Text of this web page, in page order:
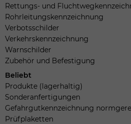
Rettungs- und
Rohrleitungskennzeichnung
Verbotsschilder
Verkehrskennzeichnung
Warnschilder
Zubehör und Befestigung
Beliebt
Produkte (lagerhaltig)
Sonderanfertigungen
Gefahrgutkennzeichnung
Prüfplaketten